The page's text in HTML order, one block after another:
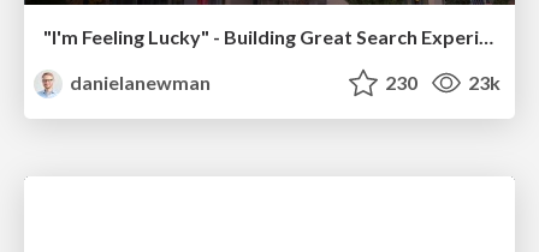
"I'm Feeling Lucky" - Building Great Search Experiences for Today's Users (#IAC19)
danielanewman
230 23k